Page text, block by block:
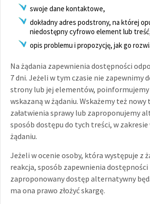
swoje dane kontaktowe,
dokładny adres podstrony, na której
niedostępny cyfrowo element lub
opis problemu i propozycję, jak go
Na żądania zapewnienia dostępności
7 dni. Jeżeli w tym czasie nie zapewnimy
strony lub jej elementów,
wskazaną w żądaniu. Wskażemy też
załatwienia sprawy lub zaproponujemy
sposób dostępu do tych treści, w zakresie
żądaniu.
Jeżeli w ocenie osoby, która występuje z
reakcja, sposób zapewnienia dostępności
zaproponowany dostęp alternatywny
ma ona prawo złożyć skargę.